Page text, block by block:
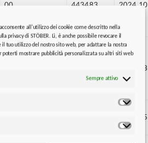
all'utilizzo dei cookie come descritto nella
privacy di STÖBER. Lì, è anche possibile revocare il
tuo utilizzo del nostro sito web, per adattare la nostra
mostrare pubblicità personalizzata su altri siti web
Sempre attivo
Statistiche
Marketing
00 443483 2024 10
2024 08
2023 05